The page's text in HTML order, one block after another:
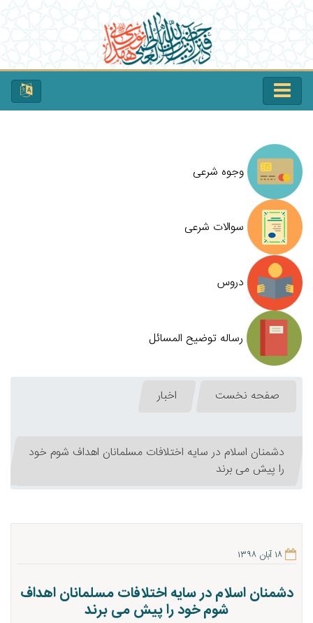
وجوه شرعی
سوالات شرعی
دروس
رساله توضیح المسائل
صفحه نخست اخبار
دشمنان اسلام در سایه اختلافات مسلمانان اهداف شوم خود
را پیش می برند
۱۸ آبان ۱۳۹۸
دشمنان اسلام در سایه اختلافات مسلمانان اهداف
شوم خود را پیش می برند